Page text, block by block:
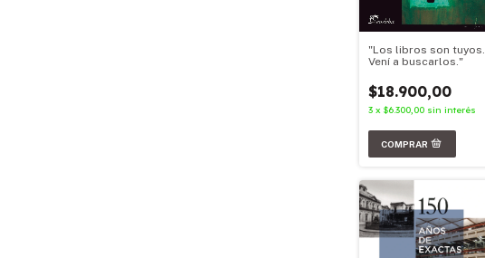
"Los libros son tuyos.
Vení a buscarlos."
$18.900,00
3 x $6.300,00 sin interés